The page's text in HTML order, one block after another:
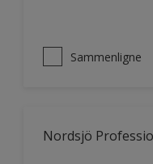
Sammenligne
Nordsjö